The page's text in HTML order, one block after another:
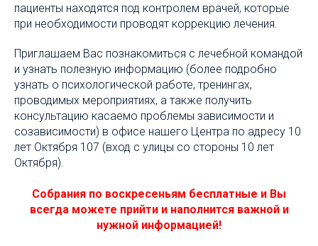
пациенты находятся под контролем врачей, которые
при необходимости проводят коррекцию лечения.
Приглашаем Вас познакомиться с лечебной командой
и узнать полезную информацию (более подробно
узнать о психологической работе, тренингах,
проводимых мероприятиях, а также получить
консультацию касаемо проблемы зависимости и
созависимости) в офисе нашего Центра по адресу 10
лет Октября 107 (вход с улицы со стороны 10 лет
Октября).
Собрания по воскресеньям бесплатные и Вы
всегда можете прийти и наполнится важной и
нужной информацией!